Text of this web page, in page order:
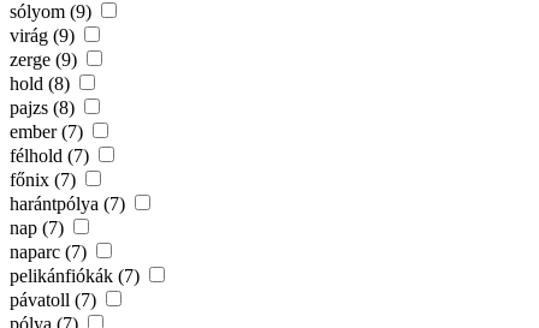
sólyom (9)
virág (9)
zerge (9)
hold (8)
pajzs (8)
ember (7)
félhold (7)
főnix (7)
harántpólya (7)
nap (7)
naparc (7)
pelikánfiókák (7)
pávatoll (7)